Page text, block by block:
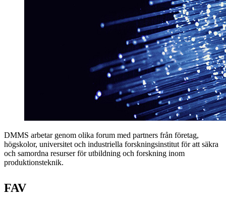
DMMS arbetar genom olika forum med partners från företag,
högskolor, universitet och industriella forskningsinstitut för att säkra
och samordna resurser för utbildning och forskning inom
produktionsteknik.
FAV